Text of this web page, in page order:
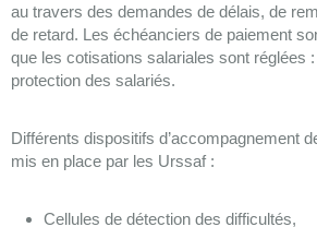
au travers des demandes de délais, de
de retard. Les échéanciers de paiement
que les cotisations salariales sont réglées
protection des salariés.
Différents dispositifs d’accompagnement
mis en place par les Urssaf :
Cellules de détection des difficultés,